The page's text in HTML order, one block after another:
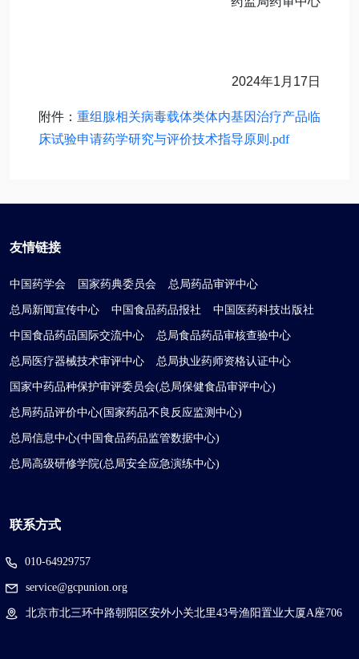
2024年1月17日
附件： 重组腺相关病毒载体类体内基因治疗产品临
床试验申请药学研究与评价技术指导原则.pdf
友情链接
中国药学会 国家药典委员会 总局药品审评中心
总局新闻宣传中心 中国食品药品报社 中国医药科技出版社
中国食品药品国际交流中心 总局食品药品审核查验中心
总局医疗器械技术审评中心 总局执业药师资格认证中心
国家中药品种保护审评委员会(总局保健食品审评中心)
总局药品评价中心(国家药品不良反应监测中心)
总局信息中心(中国食品药品监管数据中心)
总局高级研修学院(总局安全应急演练中心)
联系方式
010-64929757
service@gcpunion.org
北京市北三环中路朝阳区安外小关北里43号渔阳置业大厦A座706